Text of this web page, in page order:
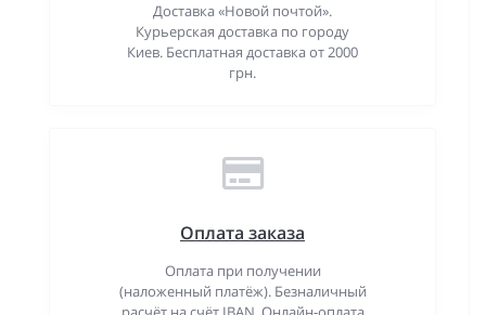
Доставка «Новой почтой».
Курьерская доставка по городу
Киев. Бесплатная доставка от 2000
грн.
Оплата заказа
Оплата при получении
(наложенный платёж). Безналичный